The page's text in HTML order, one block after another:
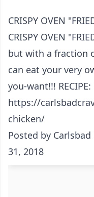
CRISPY OVEN
CRISPY OVEN
but with a fraction
can eat your very
you-want!!! RECIPE:
https://
chicken/
Posted by Carlsbad
31, 2018